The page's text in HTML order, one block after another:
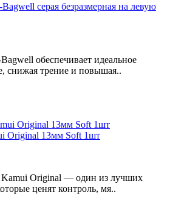
серая безразмерная на левую
обеспечивает идеальное
снижая трение и повышая..
Original 13мм Soft 1шт
Kamui Original — один из лучших
ценят контроль, мя..